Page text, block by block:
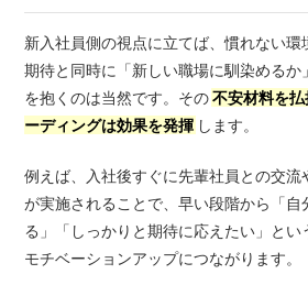
新入社員側の視点に立てば、慣れない
期待と同時に「新しい職場に馴染めるか
を抱くのは当然です。その不安材料を
ーディングは効果を発揮 します。
例えば、入社後すぐに先輩社員との交流
が実施されることで、早い段階から「自
る」「しっかりと期待に応えたい」とい
モチベーションアップにつながります。